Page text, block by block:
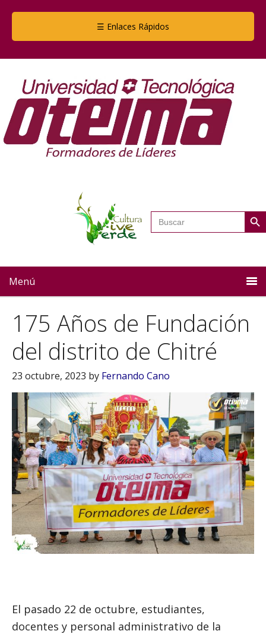
☰ Enlaces Rápidos
Buscar: Botón
Menú
175 Años de Fundación
del distrito de Chitré
23 octubre, 2023 by Fernando Cano
El pasado 22 de octubre, estudiantes,
docentes y personal administrativo de la